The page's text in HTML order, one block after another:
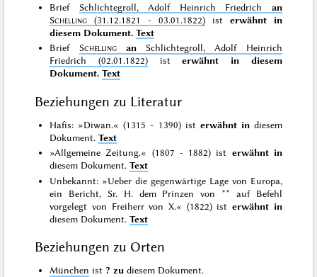
Brief Schlichtegroll, Adolf Heinrich Friedrich an
Schelling (31.12.1821 - 03.01.1822) ist erwähnt in
diesem Dokument. Text
Brief Schelling anSchlichtegroll, Adolf Heinrich
Friedrich (02.01.1822)isterwähnt in diesem
Dokument. Text
Beziehungen zu Literatur
Hafis: »Diwan.« (1315 - 1390) ist erwähnt indiesem
Dokument.Text
»Allgemeine Zeitung.« (1807 - 1882) ist erwähnt in
diesem Dokument.Text
Unbekannt: »Ueber die gegenwärtige Lage von Europa,
ein Bericht, Sr. H. dem Prinzen von ** auf Befehl
vorgelegt von Freiherr von X.« (1822) isterwähnt in
diesem Dokument.Text
Beziehungen zu Orten
München ist? zu diesem Dokument.